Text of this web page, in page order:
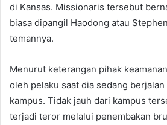
di Kansas. Missionaris tersebut
biasa dipangil Haodong atau
temannya.
Menurut keterangan pihak
oleh pelaku saat dia sedang
kampus. Tidak jauh dari kampus
terjadi teror melalui penembakan